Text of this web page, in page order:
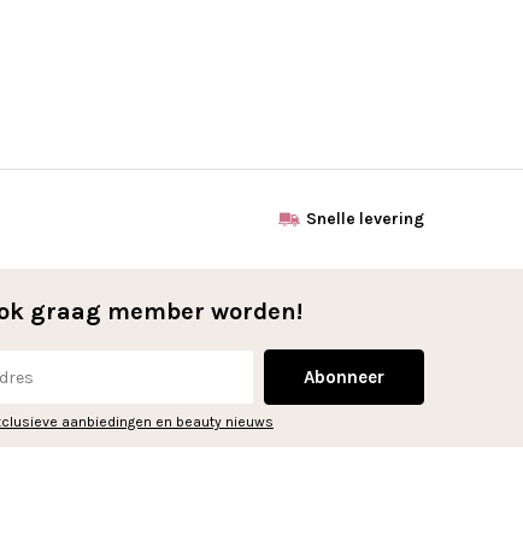
Snelle levering
graag member worden!
Abonneer
aanbiedingen en beauty nieuws